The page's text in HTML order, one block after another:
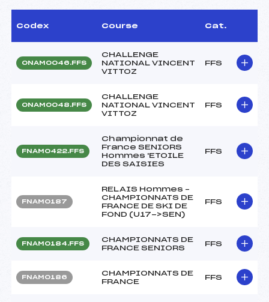
Codex Course Cat.
ONAM0046.FFS
CHALLENGE
NATIONAL VINCENT
VITTOZ
FFS
ONAM0048.FFS
CHALLENGE
NATIONAL VINCENT
VITTOZ
FFS
FNAM0422.FFS
Championnat de
France SENIORS
Hommes 'ETOILE
DES SAISIES
FFS
FNAM0187
RELAIS Hommes –
CHAMPIONNATS DE
FRANCE DE SKI DE
FOND (U17->SEN)
FFS
FNAM0184.FFS
CHAMPIONNATS DE
FRANCE SENIORS
FFS
FNAM0186
CHAMPIONNATS DE
FRANCE
FFS